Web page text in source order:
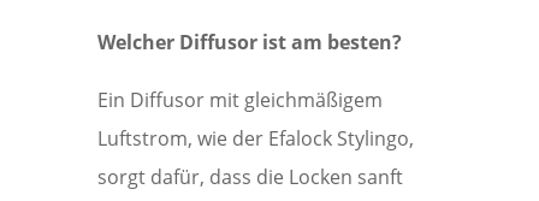
Welcher Diffusor ist am besten?
Ein Diffusor mit gleichmäßigem
Luftstrom, wie der Efalock Stylingo,
sorgt dafür, dass die Locken sanft